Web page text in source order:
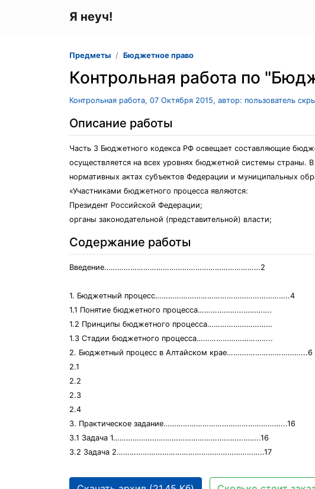
Я неуч!
Предметы Бюджетное право
Контрольная работа по
Контрольная работа, 07 Октября 2015, автор: пользователь
Описание работы
Часть 3 Бюджетного кодекса РФ освещает составляющие
осуществляется на всех уровнях бюджетной системы страны.
нормативных актах субъектов Федерации и муниципальных
«Участниками бюджетного процесса являются:
Президент Российской Федерации;
органы законодательной (представительной) власти;
Содержание работы
Введение………………………………………………………………2
1. Бюджетный процесс……………………………………………………..4
1.1 Понятие бюджетного процесса…………………………….
1.2 Принципы бюджетного процесса…………………………
1.3 Стадии бюджетного процесса……………………………..
2. Бюджетный процесс в Алтайском крае……….……………………...6
2.1
2.2
2.3
2.4
3. Практическое задание………………………………………………...16
3.1 Задача 1…………………………………………………………..16
3.2 Задача 2…………………………………………………………..17